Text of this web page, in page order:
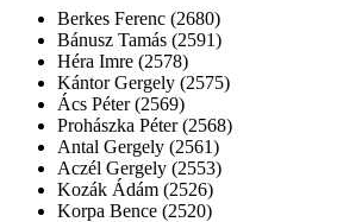
Berkes Ferenc (2680)
Bánusz Tamás (2591)
Héra Imre (2578)
Kántor Gergely (2575)
Ács Péter (2569)
Prohászka Péter (2568)
Antal Gergely (2561)
Aczél Gergely (2553)
Kozák Ádám (2526)
Korpa Bence (2520)